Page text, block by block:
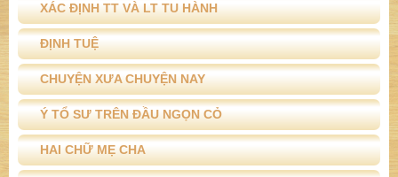
XÁC ĐỊNH TT VÀ LT TU HÀNH
ĐỊNH TUỆ
CHUYỆN XƯA CHUYỆN NAY
Ý TỔ SƯ TRÊN ĐẦU NGỌN CỎ
HAI CHỮ MẸ CHA